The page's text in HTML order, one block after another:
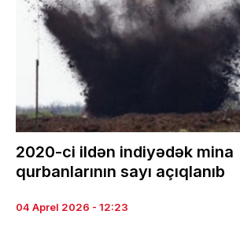
2020-ci ildən indiyədək mina
qurbanlarının sayı açıqlanıb
04 Aprel 2026 - 12:23